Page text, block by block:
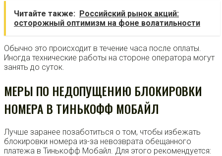
Читайте также: Российский рынок акций:
осторожный оптимизм на фоне волатильности
Обычно это происходит в течение часа после оплаты.
Иногда технические работы на стороне оператора могут
занять до суток.
МЕРЫ ПО НЕДОПУЩЕНИЮ БЛОКИРОВКИ
НОМЕРА В ТИНЬКОФФ МОБАЙЛ
Лучше заранее позаботиться о том, чтобы избежать
блокировки номера из-за невозврата обещанного
платежа в Тинькофф Мобайл. Для этого рекомендуется: